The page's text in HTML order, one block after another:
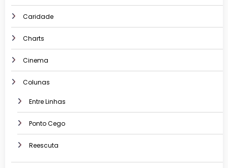
Caridade
Charts
Cinema
Colunas
Entre Linhas
Ponto Cego
Reescuta